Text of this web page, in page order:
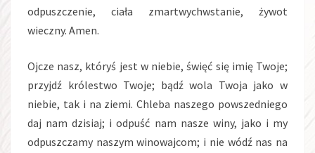
odpuszczenie, ciała zmartwychwstanie, żywot
wieczny. Amen.
Ojcze nasz, któryś jest w niebie, święć się imię Twoje;
przyjdź królestwo Twoje; bądź wola Twoja jako w
niebie, tak i na ziemi. Chleba naszego powszedniego
daj nam dzisiaj; i odpuść nam nasze winy, jako i my
odpuszczamy naszym winowajcom; i nie wódź nas na